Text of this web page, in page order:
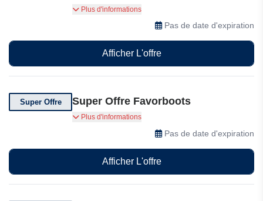
Vous pouvez retourner votre commande dans
les 7 jours suivant sa réception
Plus d'informations
Pas de date d'expiration
Afficher L'offre
Super Offre Super Offre Favorboots
Super offre disponible sur Favorboots.
Plus d'informations
Pas de date d'expiration
Afficher L'offre